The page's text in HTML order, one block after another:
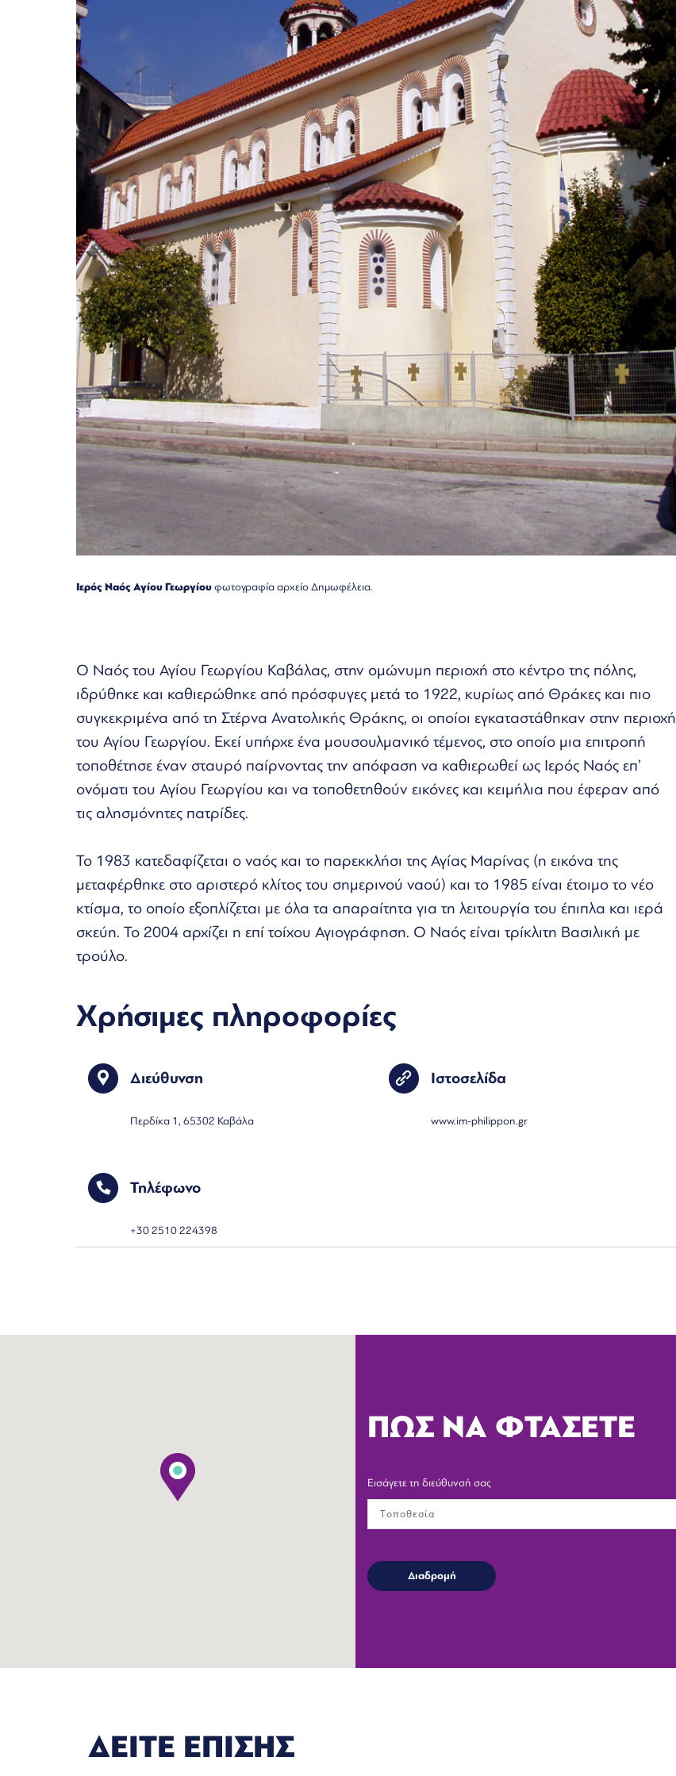
Ιερός Ναός Αγίου Γεωργίουφωτογραφία αρχείο Δημωφέλεια.
Ο Ναός του Αγίου Γεωργίου Καβάλας, στην ομώνυμη περιοχή στο κέντρο της πόλης,
ιδρύθηκε και καθιερώθηκε από πρόσφυγες μετά το 1922, κυρίως από Θράκες και πιο
συγκεκριμένα από τη Στέρνα Ανατολικής Θράκης, οι οποίοι εγκαταστάθηκαν στην περιοχή
του Αγίου Γεωργίου. Εκεί υπήρχε ένα μουσουλμανικό τέμενος, στο οποίο μια επιτροπή
τοποθέτησε έναν σταυρό παίρνοντας την απόφαση να καθιερωθεί ως Ιερός Ναός επ’
ονόματι του Αγίου Γεωργίου και να τοποθετηθούν εικόνες και κειμήλια που έφεραν από
τις αλησμόνητες πατρίδες.
Το 1983 κατεδαφίζεται ο ναός και το παρεκκλήσι της Αγίας Μαρίνας (η εικόνα της
μεταφέρθηκε στο αριστερό κλίτος του σημερινού ναού) και το 1985 είναι έτοιμο το νέο
κτίσμα, το οποίο εξοπλίζεται με όλα τα απαραίτητα για τη λειτουργία του έπιπλα και ιερά
σκεύη. Το 2004 αρχίζει η επί τοίχου Αγιογράφηση. Ο Ναός είναι τρίκλιτη Βασιλική με
τρούλο.
Χρήσιμες πληροφορίες
Διεύθυνση
Περδίκα 1, 65302 Καβάλα
Τηλέφωνο
+30 2510 224398
Ιστοσελίδα
www.im-philippon.gr
ΠΩΣ ΝΑ ΦΤΑΣΕΤΕ
Εισάγετε τη διεύθυνσή σας
ΔΕΙΤΕ ΕΠΙΣΗΣ